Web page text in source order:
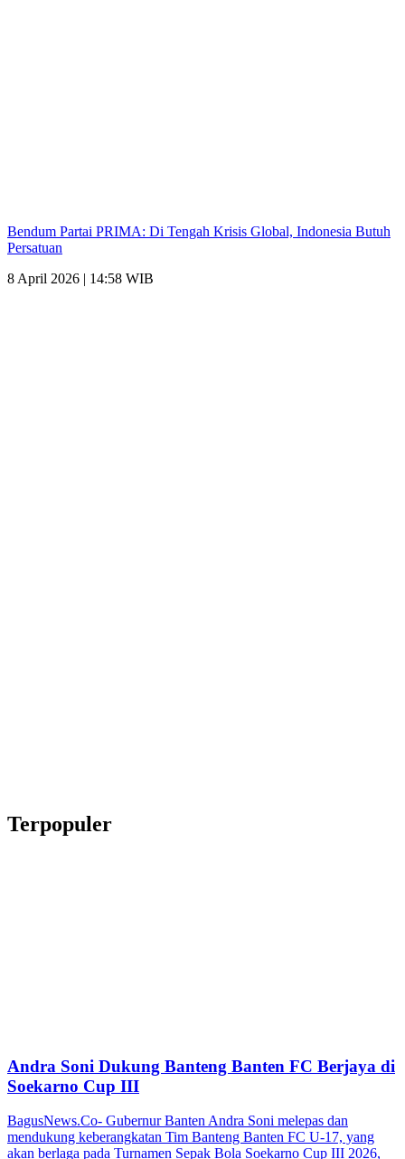
Bendum Partai PRIMA: Di Tengah Krisis Global, Indonesia Butuh
Persatuan
8 April 2026 | 14:58 WIB
Terpopuler
Andra Soni Dukung Banteng Banten FC Berjaya di
Soekarno Cup III
BagusNews.Co- Gubernur Banten Andra Soni melepas dan
mendukung keberangkatan Tim Banteng Banten FC U-17, yang
akan berlaga pada Turnamen Sepak Bola Soekarno Cup III 2026,